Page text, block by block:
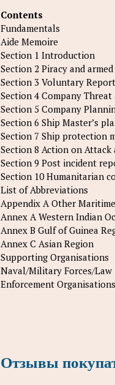
Contents
Fundamentals
Aide Memoire
Section 1 Introduction
Section 2 Piracy and
Section 3 Voluntary
Section 4 Company Threat
Section 5 Company
Section 6 Ship Master’s
Section 7 Ship protection
Section 8 Action on Attack
Section 9 Post incident
Section 10 Humanitarian
List of Abbreviations
Appendix A Other
Annex A Western Indian
Annex B Gulf of Guinea
Annex C Asian Region
Supporting Organisations
Naval/Military Forces/Law
Enforcement
Отзывы